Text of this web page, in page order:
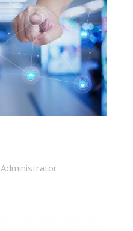
Administrator